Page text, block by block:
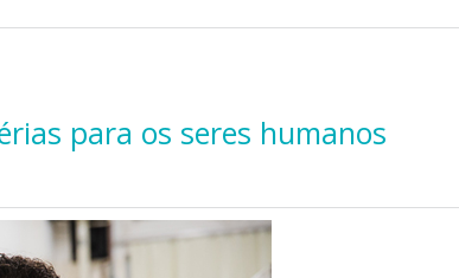
para os seres humanos